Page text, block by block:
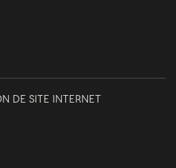
DE SITE INTERNET